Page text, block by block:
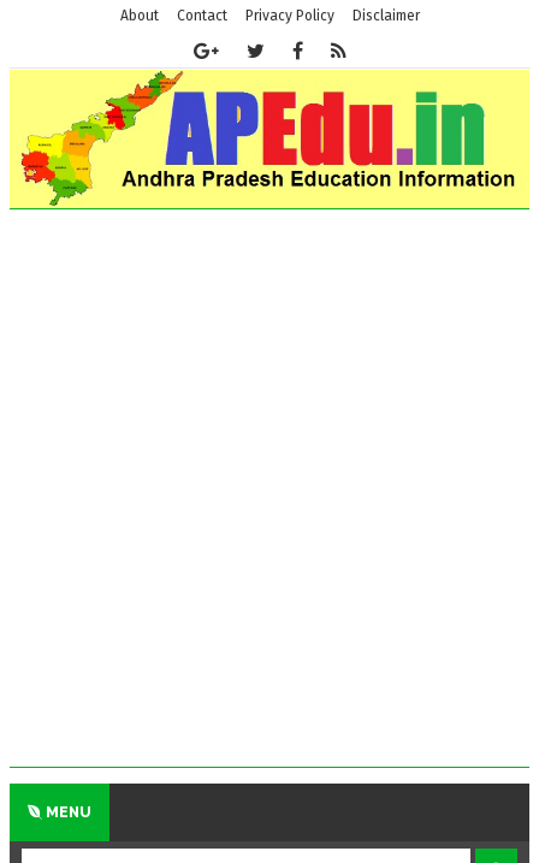
About Contact Privacy Policy Disclaimer
MENU